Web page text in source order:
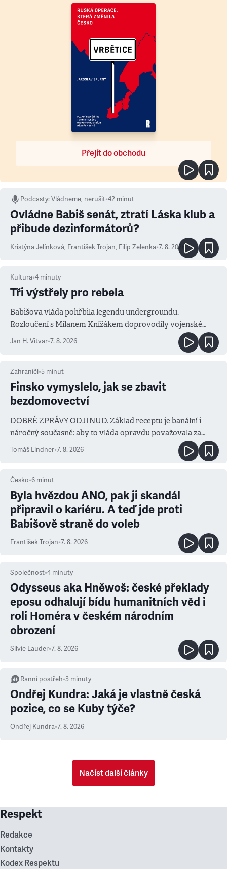
Přejít do obchodu
Podcasty:Vládneme, nerušit•42 minut
Ovládne Babiš senát, ztratí Láska klub a
přibude dezinformátorů?
Kristýna Jelínková, František Trojan, Filip Zelenka•7. 8. 2026
Kultura•4 minuty
Tři výstřely pro rebela
Babišova vláda pohřbila legendu undergroundu.
Rozloučení s Milanem Knížákem doprovodily vojenské
salvy i kritika pokrokářů
Jan H. Vitvar•7. 8. 2026
Zahraničí•5 minut
Finsko vymyslelo, jak se zbavit
bezdomovectví
DOBRÉ ZPRÁVY ODJINUD. Základ receptu je banální i
náročný současně: aby to vláda opravdu považovala za
prioritu
Tomáš Lindner•7. 8. 2026
Česko•6 minut
Byla hvězdou ANO, pak ji skandál
připravil o kariéru. A teď jde proti
Babišově straně do voleb
František Trojan•7. 8. 2026
Společnost•4 minuty
Odysseus aka Hněwoš: české překlady
eposu odhalují bídu humanitních věd i
roli Homéra v českém národním
obrození
Silvie Lauder•7. 8. 2026
Ranní postřeh•3 minuty
Ondřej Kundra: Jaká je vlastně česká
pozice, co se Kuby týče?
Ondřej Kundra•7. 8. 2026
Načíst další články
Respekt
Redakce
Kontakty
Kodex Respektu